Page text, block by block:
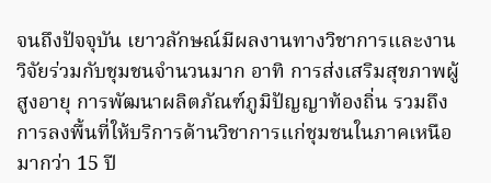
จนถึงปัจจุบัน เยาวลักษณ์มีผลงานทางวิชาการและงาน
วิจัยร่วมกับชุมชนจำนวนมาก อาทิ การส่งเสริมสุขภาพผู้
สูงอายุ การพัฒนาผลิตภัณฑ์ภูมิปัญญาท้องถิ่น รวมถึง
การลงพื้นที่ให้บริการด้านวิชาการแก่ชุมชนในภาคเหนือ
มากว่า 15 ปี